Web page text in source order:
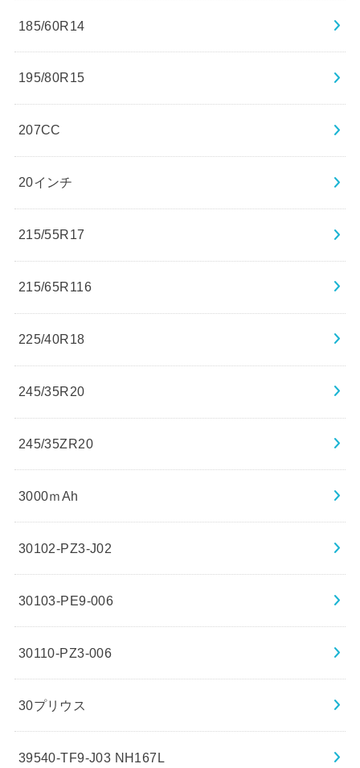
185/60R14
195/80R15
207CC
20インチ
215/55R17
215/65R116
225/40R18
245/35R20
245/35ZR20
3000ｍAh
30102-PZ3-J02
30103-PE9-006
30110-PZ3-006
30プリウス
39540-TF9-J03 NH167L